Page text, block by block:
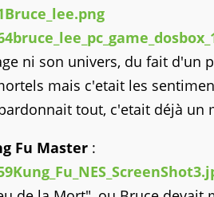
ni son univers, du fait d'un
mais c'etait les
tout, c'etait déjà un
Fu Master :